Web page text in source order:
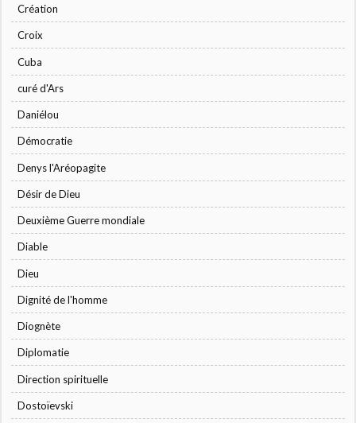
Création
Croix
Cuba
curé d'Ars
Daniélou
Démocratie
Denys l'Aréopagite
Désir de Dieu
Deuxième Guerre mondiale
Diable
Dieu
Dignité de l'homme
Diognète
Diplomatie
Direction spirituelle
Dostoïevski